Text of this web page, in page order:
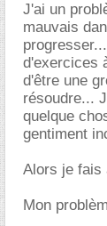
J'ai un
mauvais
d'exercices
d'être une
résoudre...
quelque
gentiment
Alors je fais
Mon